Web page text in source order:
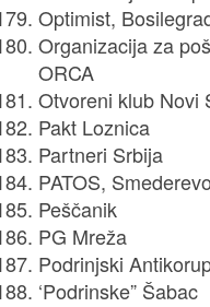
Optimist,
Organizacija za
ORCA
Otvoreni klub Novi
Pakt Loznica
Partneri Srbija
PATOS, Smederevo
Peščanik
PG Mreža
Podrinjski
‘Podrinske” Šabac